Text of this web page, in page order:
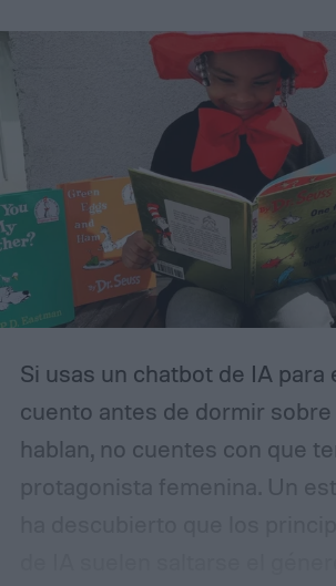
Si usas un chatbot de IA para
cuento antes de dormir
hablan, no cuentes con que
protagonista femenina. Un